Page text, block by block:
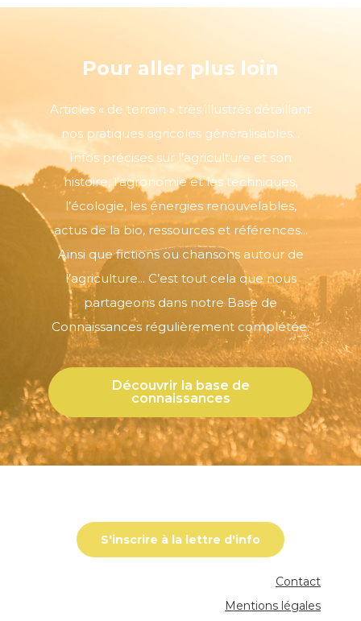
Pour aller plus loin
Articles « de terrain » très illustrés détaillant
nos pratiques agricoles généralisables...
Infos précises sur l’agriculture et son
histoire, l’agronomie et les techniques,
l’écologie, les énergies renouvelables,
actus de la bio, ressources et références...
Ainsi que fictions ou chansons autour de
l’agriculture... C’est tout cela que nous
partageons dans notre Base de
Connaissances régulièrement complétée.
Découvrir la base de
connaissances
S'inscrire à la lettre d'info
Contact
Mentions légales